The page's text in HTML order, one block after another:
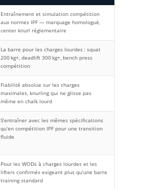
Entraînement et simulation compétition
aux normes IPF — marquage homologué,
center knurl réglementaire
La barre pour les charges lourdes : squat
200 kg+, deadlift 300 kg+, bench press
compétition
Fiabilité absolue sur les charges
maximales, knurling qui ne glisse pas
même en chalk lourd
S’entraîner avec les mêmes spécifications
qu’en compétition IPF pour une transition
fluide
Pour les WODs à charges lourdes et les
lifters confirmés exigeant plus qu’une barre
training standard